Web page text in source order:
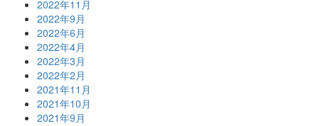
2022年11月
2022年9月
2022年6月
2022年4月
2022年3月
2022年2月
2021年11月
2021年10月
2021年9月